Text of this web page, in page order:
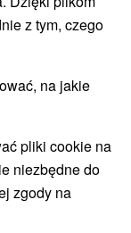
(1)
dla dzieci
(13)
(1)
z tym, czego
na jakie
pliki cookie na
niezbędne do
zgody na